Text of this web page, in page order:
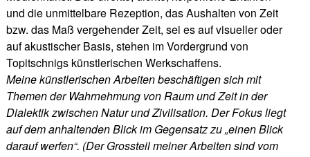
und die unmittelbare Rezeption, das Aushalten von Zeit
bzw. das Maß vergehender Zeit, sei es auf visueller oder
auf akustischer Basis, stehen im Vordergrund von
Topitschnigs künstlerischen Werkschaffens.
Meine künstlerischen Arbeiten beschäftigen sich mit
Themen der Wahrnehmung von Raum und Zeit in der
Dialektik zwischen Natur und Zivilisation. Der Fokus liegt
auf dem anhaltenden Blick im Gegensatz zu „einen Blick
darauf werfen“. (Der Grossteil meiner Arbeiten sind vom